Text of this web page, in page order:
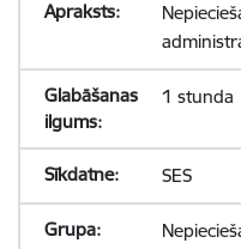
1 stunda
SES